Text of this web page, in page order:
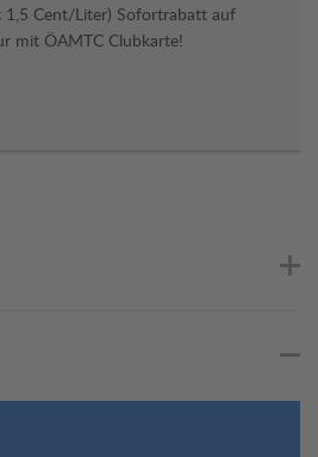
Cent/Liter) Sofortrabatt auf
mit ÖAMTC Clubkarte!